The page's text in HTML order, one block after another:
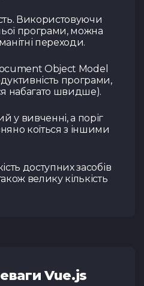
Використовуючи
програми, можна
переходи.
Object Model
програми,
набагато швидше).
у вивченні, а поріг
коїться з іншими
доступних засобів
велику кількість
Vue.js